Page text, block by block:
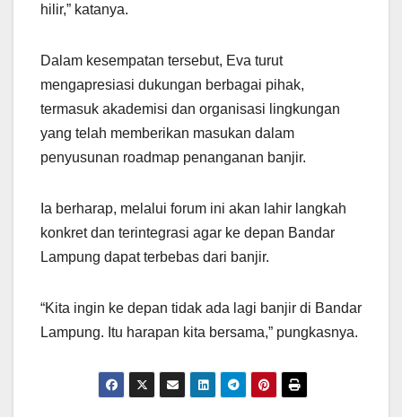
hilir,” katanya.
Dalam kesempatan tersebut, Eva turut
mengapresiasi dukungan berbagai pihak,
termasuk akademisi dan organisasi lingkungan
yang telah memberikan masukan dalam
penyusunan roadmap penanganan banjir.
Ia berharap, melalui forum ini akan lahir langkah
konkret dan terintegrasi agar ke depan Bandar
Lampung dapat terbebas dari banjir.
“Kita ingin ke depan tidak ada lagi banjir di Bandar
Lampung. Itu harapan kita bersama,” pungkasnya.